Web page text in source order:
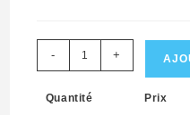
quantité
de
Barre
- +
Quantité Prix